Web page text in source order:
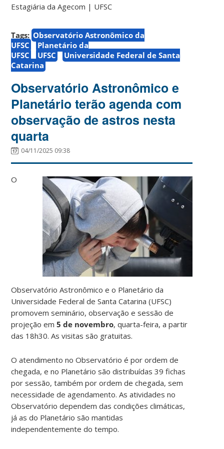
Estagiária da Agecom | UFSC
Tags: Observatório Astronômico da
UFSC
Planetário da
UFSC
UFSC
Universidade Federal de Santa
Catarina
Observatório Astronômico e
Planetário terão agenda com
observação de astros nesta
quarta
04/11/2025 09:38
O
Observatório Astronômico e o Planetário da
Universidade Federal de Santa Catarina (UFSC)
promovem seminário, observação e sessão de
projeção em5 de novembro, quarta-feira, a partir
das 18h30. As visitas são gratuitas.
O atendimento no Observatório é por ordem de
chegada, e no Planetário são distribuídas 39 fichas
por sessão, também por ordem de chegada, sem
necessidade de agendamento. As atividades no
Observatório dependem das condições climáticas,
já as do Planetário são mantidas
independentemente do tempo.